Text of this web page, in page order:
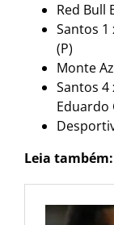
Red Bull
Santos 1
(P)
Monte
Santos 4
Eduardo
Leia também: